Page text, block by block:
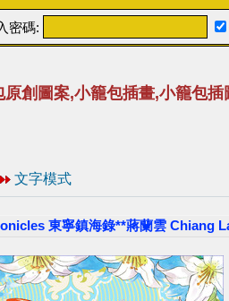
密碼:
創圖案,小籠包插畫,小籠包插
文字模式
東寧鎮海錄**蔣蘭雲 Chiang